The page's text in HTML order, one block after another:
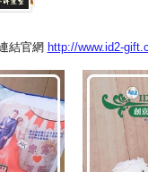
結官網 http://www.id2-